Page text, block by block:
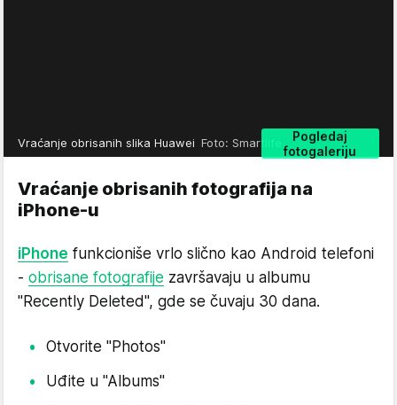
Pogledaj
fotogaleriju
Vraćanje obrisanih slika Huawei Foto: Smartlife
Vraćanje obrisanih fotografija na
iPhone-u
iPhone funkcioniše vrlo slično kao Android telefoni
- obrisane fotografije završavaju u albumu
"Recently Deleted", gde se čuvaju 30 dana.
Otvorite "Photos"
Uđite u "Albums"